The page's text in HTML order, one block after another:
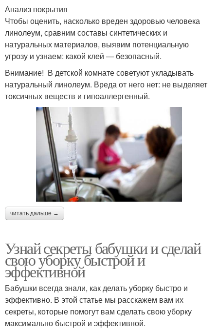
Анализ покрытия
Чтобы оценить, насколько вреден здоровью человека
линолеум, сравним составы синтетических и
натуральных материалов, выявим потенциальную
угрозу и узнаем: какой клей — безопасный.
Внимание! В детской комнате советуют укладывать
натуральный линолеум. Вреда от него нет: не выделяет
токсичных веществ и гипоаллергенный.
читать дальше →
Узнай секреты бабушки и сделай
свою уборку быстрой и
эффективной
Бабушки всегда знали, как делать уборку быстро и
эффективно. В этой статье мы расскажем вам их
секреты, которые помогут вам сделать свою уборку
максимально быстрой и эффективной.